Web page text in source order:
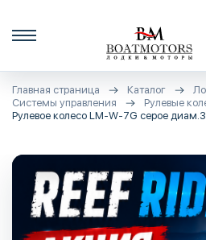
Главная страница Каталог
Системы управления
Рулевые
Рулевое колесо LM-W-7G серое